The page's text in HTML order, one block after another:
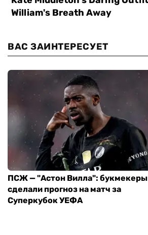
ВАС ЗАИНТЕРЕСУЕТ
ПСЖ — "Астон Вилла": букмекеры
сделали прогноз на матч за
Суперкубок УЕФА